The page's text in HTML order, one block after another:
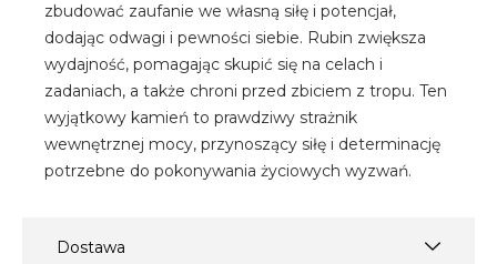
zbudować zaufanie we własną siłę i potencjał,
dodając odwagi i pewności siebie. Rubin zwiększa
wydajność, pomagając skupić się na celach i
zadaniach, a także chroni przed zbiciem z tropu. Ten
wyjątkowy kamień to prawdziwy strażnik
wewnętrznej mocy, przynoszący siłę i determinację
potrzebne do pokonywania życiowych wyzwań.
Dostawa